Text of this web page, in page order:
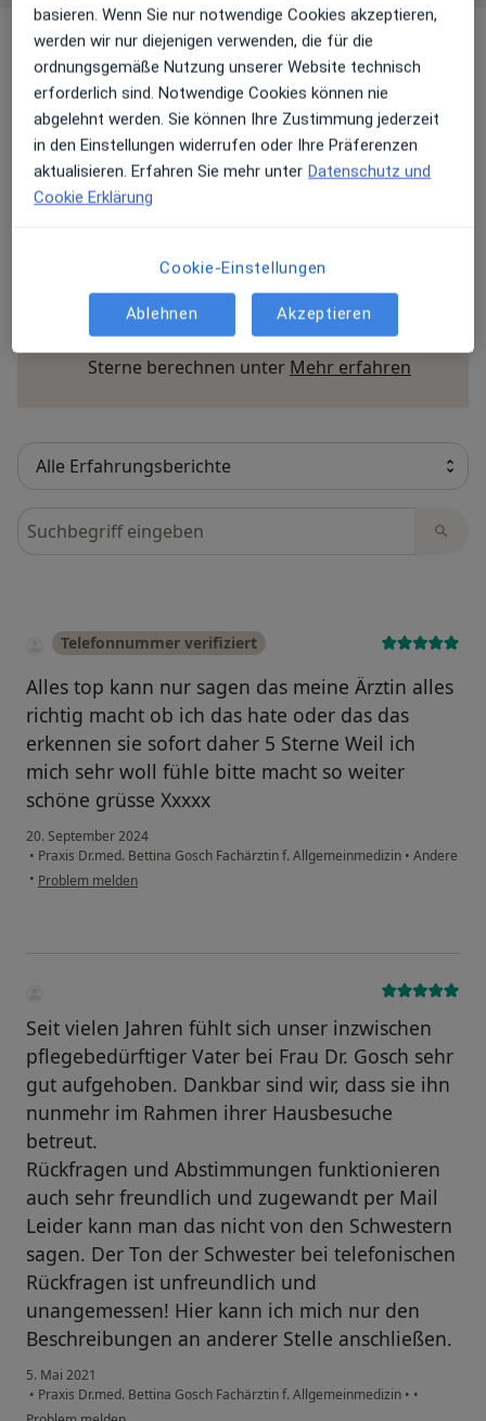
Erfahrungen
Bewerten
25 Bewertungen
Jede einzelne Bewertungen ist wichtig. Wir
prüfen und moderieren Bewertungen
gemäß unserer Richtlinien. Erfahren Sie
mehr über Bewertungen und wie wir
Sterne berechnen unter Mehr erfahren
Bewertungen durchsuchen
Telefonnummer verifiziert
Alles top kann nur sagen das meine Ärztin alles
richtig macht ob ich das hate oder das das
erkennen sie sofort daher 5 Sterne Weil ich
mich sehr woll fühle bitte macht so weiter
schöne grüsse Xxxxx
20. September 2024
• Praxis Dr.med. Bettina Gosch Fachärztin f. Allgemeinmedizin • Andere
• Problem melden
Seit vielen Jahren fühlt sich unser inzwischen
pflegebedürftiger Vater bei Frau Dr. Gosch sehr
gut aufgehoben. Dankbar sind wir, dass sie ihn
nunmehr im Rahmen ihrer Hausbesuche
betreut.
Rückfragen und Abstimmungen funktionieren
auch sehr freundlich und zugewandt per Mail
Leider kann man das nicht von den Schwestern
sagen. Der Ton der Schwester bei telefonischen
Rückfragen ist unfreundlich und
unangemessen! Hier kann ich mich nur den
Beschreibungen an anderer Stelle anschließen.
5. Mai 2021
• Praxis Dr.med. Bettina Gosch Fachärztin f. Allgemeinmedizin • •
basieren. Wenn Sie nur notwendige Cookies akzeptieren,
werden wir nur diejenigen verwenden, die für die
ordnungsgemäße Nutzung unserer Website technisch
erforderlich sind. Notwendige Cookies können nie
abgelehnt werden. Sie können Ihre Zustimmung jederzeit
in den Einstellungen widerrufen oder Ihre Präferenzen
aktualisieren. Erfahren Sie mehr unter Datenschutz und
Cookie Erklärung
Cookie-Einstellungen
Ablehnen Akzeptieren